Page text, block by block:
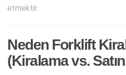
etmektir.
Neden Forklift
(Kiralama vs.